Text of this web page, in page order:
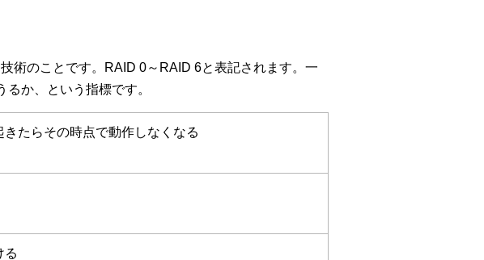
術のことです。RAID 0～RAID 6と表記されます。一
か、という指標です。
たらその時点で動作しなくなる
る